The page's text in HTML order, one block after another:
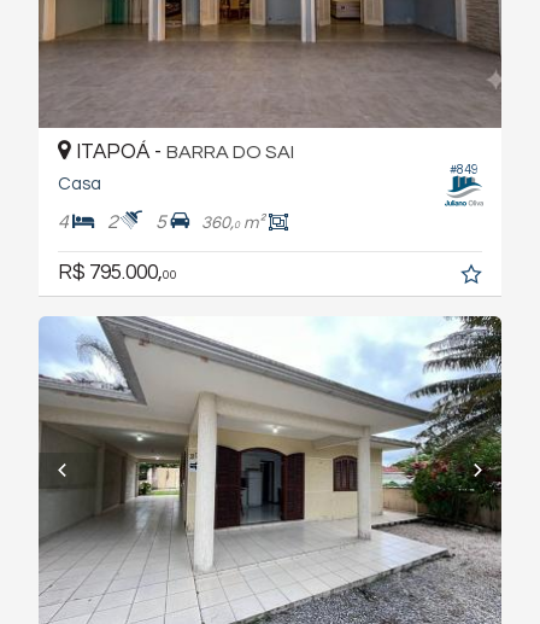
#849
ITAPOÁ - BARRA DO SAI
Casa
4 2 5 360,0m²
R$ 795.000,00